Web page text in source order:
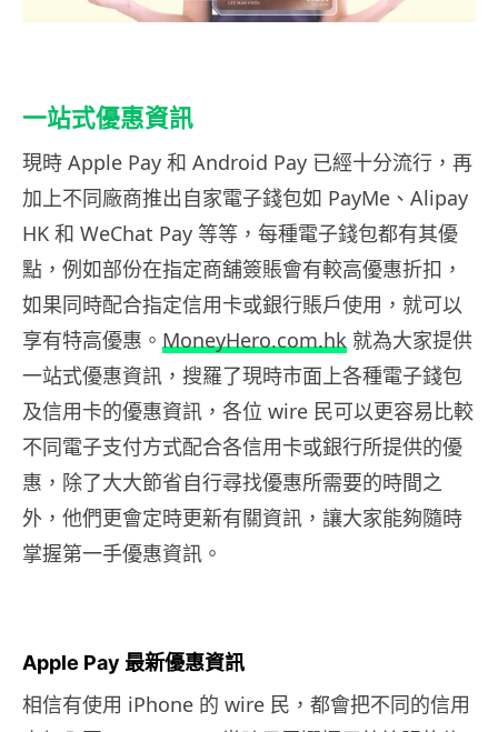
一站式優惠資訊
現時 Apple Pay 和 Android Pay 已經十分流行，再
加上不同廠商推出自家電子錢包如 PayMe、Alipay
HK 和 WeChat Pay 等等，每種電子錢包都有其優
點，例如部份在指定商舖簽賬會有較高優惠折扣，
如果同時配合指定信用卡或銀行賬戶使用，就可以
享有特高優惠。 MoneyHero.com.hk 就為大家提供
一站式優惠資訊，搜羅了現時市面上各種電子錢包
及信用卡的優惠資訊，各位 wire 民可以更容易比較
不同電子支付方式配合各信用卡或銀行所提供的優
惠，除了大大節省自行尋找優惠所需要的時間之
外，他們更會定時更新有關資訊，讓大家能夠隨時
掌握第一手優惠資訊。
Apple Pay 最新優惠資訊
相信有使用 iPhone 的 wire 民，都會把不同的信用